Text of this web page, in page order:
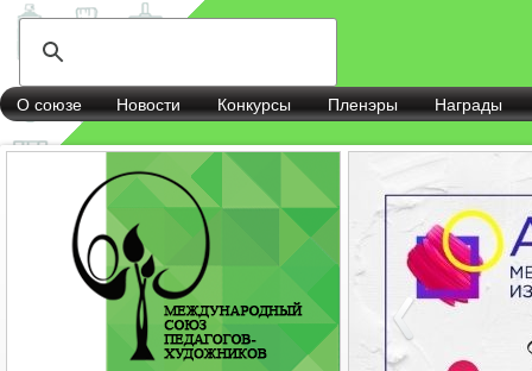
О союзе Новости Конкурсы Пленэры Награды